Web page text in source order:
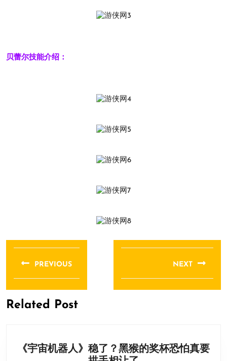
贝蕾尔技能介绍：
文
导
航
PREVIOUS
post:
NEXT
post:
Related Post
《宇宙机器人》稳了？黑猴的奖杯恐怕真要